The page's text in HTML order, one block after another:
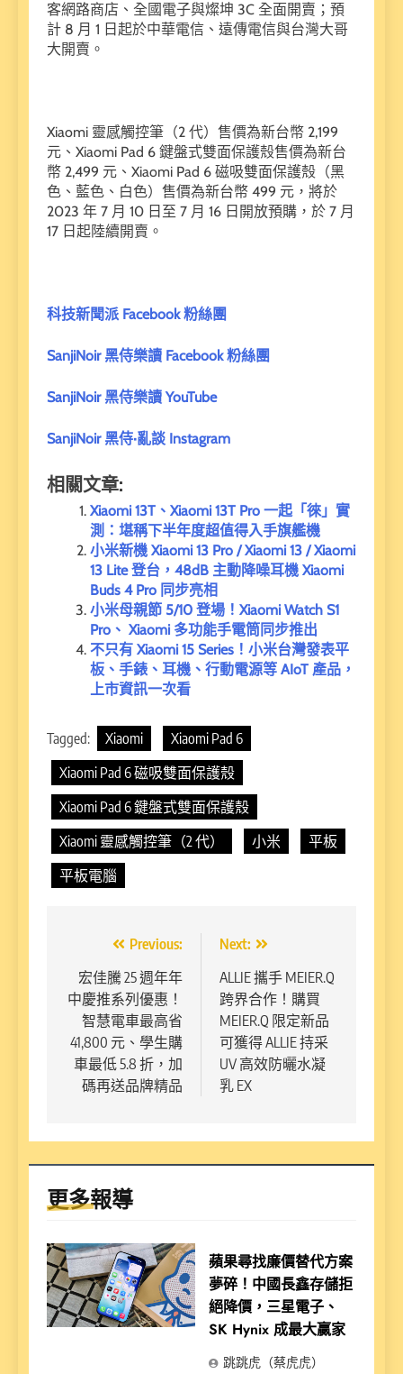
客網路商店、全國電子與燦坤 3C 全面開賣；預
計 8 月 1 日起於中華電信、遠傳電信與台灣大哥
大開賣。
Xiaomi 靈感觸控筆（2 代）售價為新台幣 2,199
元、Xiaomi Pad 6 鍵盤式雙面保護殼售價為新台
幣 2,499 元、Xiaomi Pad 6 磁吸雙面保護殼（黑
色、藍色、白色）售價為新台幣 499 元，將於
2023 年 7 月 10 日至 7 月 16 日開放預購，於 7 月
17 日起陸續開賣。
科技新聞派 Facebook 粉絲團
SanjiNoir 黑侍樂讀 Facebook 粉絲團
SanjiNoir 黑侍樂讀 YouTube
SanjiNoir 黑侍·亂談 Instagram
相關文章:
Xiaomi 13T、Xiaomi 13T Pro 一起「徠」實
測：堪稱下半年度超值得入手旗艦機
小米新機 Xiaomi 13 Pro / Xiaomi 13 / Xiaomi
13 Lite 登台，48dB 主動降噪耳機 Xiaomi
Buds 4 Pro 同步亮相
小米母親節 5/10 登場！Xiaomi Watch S1
Pro、 Xiaomi 多功能手電筒同步推出
不只有 Xiaomi 15 Series！小米台灣發表平
板、手錶、耳機、行動電源等 AIoT 產品，
上市資訊一次看
Tagged: Xiaomi
Xiaomi Pad 6
Xiaomi Pad 6 磁吸雙面保護殼
Xiaomi Pad 6 鍵盤式雙面保護殼
Xiaomi 靈感觸控筆（2 代）
小米
平板
平板電腦
章
導
覽
Previous:
宏佳騰 25 週年年
中慶推系列優惠！
智慧電車最高省
41,800 元、學生購
車最低 5.8 折，加
碼再送品牌精品
Next:
ALLIE 攜手 MEIER.Q
跨界合作！購買
MEIER.Q 限定新品
可獲得 ALLIE 持采
UV 高效防曬水凝
乳 EX
更多報導
蘋果尋找廉價替代方案
夢碎！中國長鑫存儲拒
絕降價，三星電子、
SK Hynix 成最大贏家
跳跳虎（蔡虎虎）